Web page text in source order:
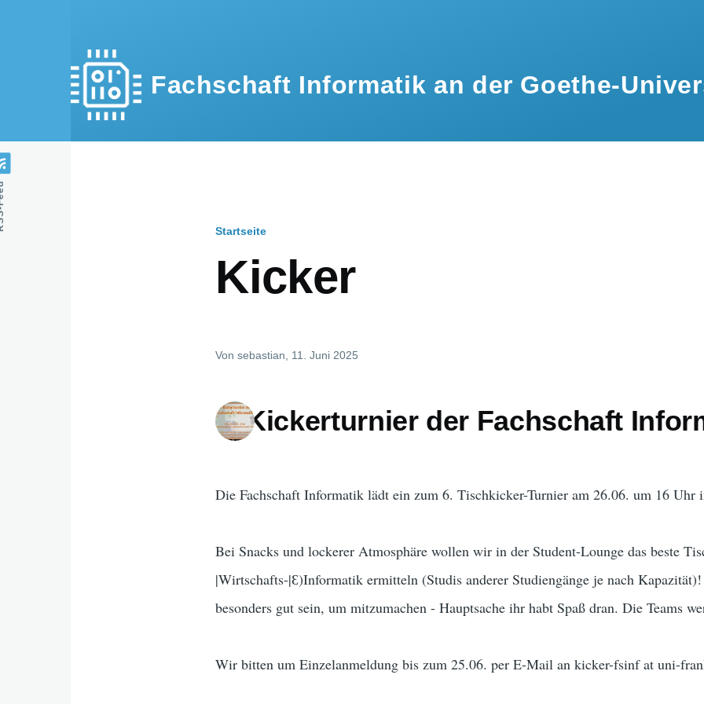
Fachschaft Informatik an der Goethe-
Startseite
Kicker
Vonsebastian , 11. Juni 2025
6. Kickerturnier der Fachschaft
Die Fachschaft Informatik lädt ein zum 6. Tischkicker-Turnier am 26.06. um 16 Uhr
Bei Snacks und lockerer Atmosphäre wollen wir in der Student-Lounge das beste
|Wirtschafts-|Ɛ)Informatik ermitteln (Studis anderer Studiengänge je nach
besonders gut sein, um mitzumachen - Hauptsache ihr habt Spaß dran. Die Teams
Wir bitten um Einzelanmeldung bis zum 25.06. per E-Mail an kicker-fsinf at uni-